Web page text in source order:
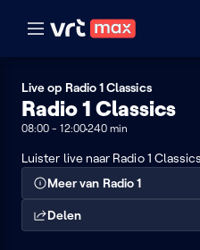
Naar hoofdinhoud
Radio
1
Classics
Live op Radio 1 Classics
Radio 1 Classics
08:00 - 12:00240 min
Luister live naar Radio 1 Classics
Meer van Radio 1
Delen